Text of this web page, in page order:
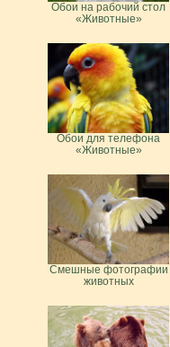
Обои на рабочий стол
«Животные»
Обои для телефона
«Животные»
Смешные фотографии
животных